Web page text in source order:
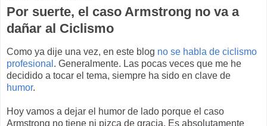
Por suerte, el caso Armstrong no va a
dañar al Ciclismo
Como ya dije una vez, en este blog no se habla de ciclismo
profesional . Generalmente. Las pocas veces que me he
decidido a tocar el tema, siempre ha sido en clave de
humor.
Hoy vamos a dejar el humor de lado porque el caso
Armstrong no tiene ni pizca de gracia. Es absolutamente